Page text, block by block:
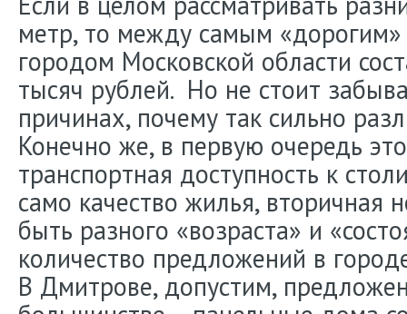
метр, то между самым
городом Московской области
тысяч рублей. Но не стоит
причинах, почему так сильно
Конечно же, в первую очередь
транспортная доступность к
само качество жилья, вторичная
быть разного «возраста» и
количество предложений в
В Дмитрове, допустим,